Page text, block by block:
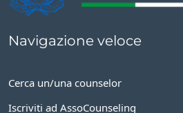
Navigazione veloce
Cerca un/una counselor
Iscriviti ad AssoCounseling